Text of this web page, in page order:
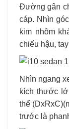
Đường gân
cáp. Nhìn
kim nhôm
chiếu hậu,
Nhìn ngang
kích thước
thể
trước là